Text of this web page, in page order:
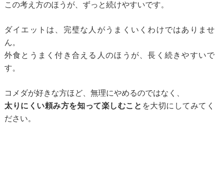
この考え方のほうが、ずっと続けやすいです。
ダイエットは、完璧な人がうまくいくわけではありませ
ん。
外食とうまく付き合える人のほうが、長く続きやすいで
す。
コメダが好きな方ほど、無理にやめるのではなく、
太りにくい頼み方を知って楽しむこと を大切にしてみてく
ださい。